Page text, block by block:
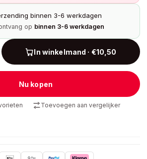
binnen 3-6 werkdagen
op binnen 3-6 werkdagen
In winkelmand · €10,50
Nu kopen
Toevoegen aan vergelijker